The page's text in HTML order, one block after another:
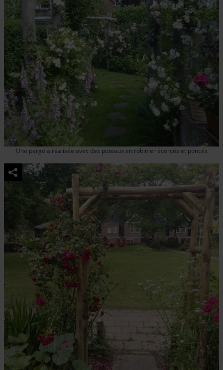
Une pergola réalisée avec des poteaux en robinier écorcés et poncés